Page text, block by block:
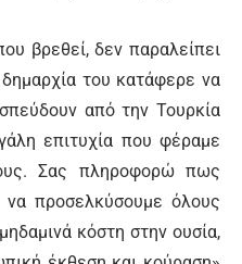
βρεθεί, δεν παραλείπει
του κατάφερε να
από την Τουρκία
επιτυχία που φέραμε
Σας πληροφορώ πως
προσελκύσουμε όλους
κόστη στην ουσία,